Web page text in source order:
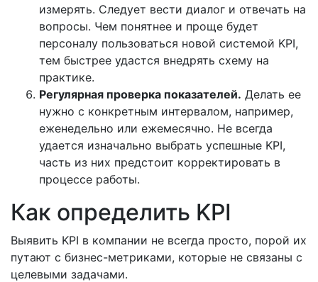
измерять. Следует вести диалог и отвечать на
вопросы. Чем понятнее и проще будет
персоналу пользоваться новой системой KPI,
тем быстрее удастся внедрять схему на
практике.
Регулярная проверка показателей. Делать ее
нужно с конкретным интервалом, например,
еженедельно или ежемесячно. Не всегда
удается изначально выбрать успешные KPI,
часть из них предстоит корректировать в
процессе работы.
Как определить KPI
Выявить KPI в компании не всегда просто, порой их
путают с бизнес-метриками, которые не связаны с
целевыми задачами.